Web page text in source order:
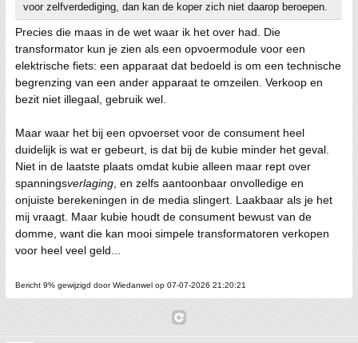
voor zelfverdediging, dan kan de koper zich niet daarop beroepen.
Precies die maas in de wet waar ik het over had. Die
transformator kun je zien als een opvoermodule voor een
elektrische fiets: een apparaat dat bedoeld is om een technische
begrenzing van een ander apparaat te omzeilen. Verkoop en
bezit niet illegaal, gebruik wel.
Maar waar het bij een opvoerset voor de consument heel
duidelijk is wat er gebeurt, is dat bij de kubie minder het geval.
Niet in de laatste plaats omdat kubie alleen maar rept over
spanningsverlaging , en zelfs aantoonbaar onvolledige en
onjuiste berekeningen in de media slingert. Laakbaar als je het
mij vraagt. Maar kubie houdt de consument bewust van de
domme, want die kan mooi simpele transformatoren verkopen
voor heel veel geld...
Bericht 9% gewijzigd door Wiedanwel op 07-07-2026 21:20:21